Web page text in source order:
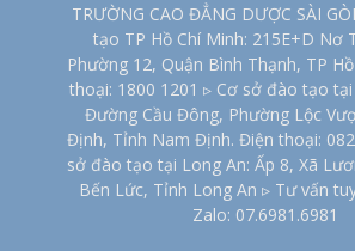
TRƯỜNG CAO ĐẲNG DƯỢC SÀI
tạo TP Hồ Chí Minh: 215E+D Nơ
Phường 12, Quận Bình Thạnh, TP
thoại: 1800 1201 ▹ Cơ sở đào tạo
Đường Cầu Đông, Phường Lộc
Định, Tỉnh Nam Định. Điện thoại:
sở đào tạo tại Long An: Ấp 8, Xã
Bến Lức, Tỉnh Long An ▹ Tư vấn
Zalo: 07.6981.6981